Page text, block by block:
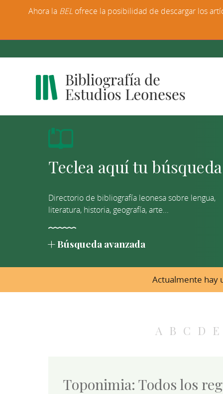
Directorio de bibliografía leonesa sobre lengua,
literatura, historia, geografía, arte...
Búsqueda avanzada
Actualmente hay
A B C D E
Toponimia: Todos los
Ahora la BEL ofrece la posibilidad de descargar los